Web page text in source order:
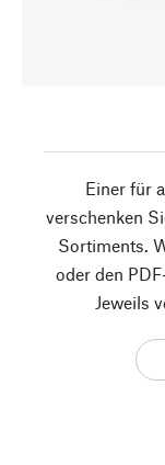
Einer für
verschenken
Sortiments.
oder den
Jeweils